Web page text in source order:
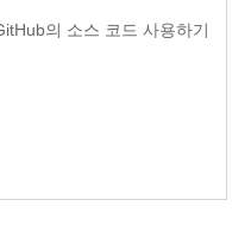
의 소스 코드 사용하기